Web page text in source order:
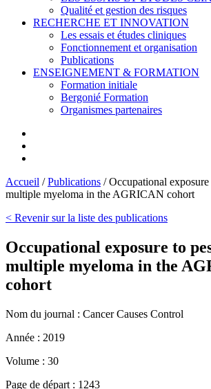
Qualité et gestion des risques
RECHERCHE ET INNOVATION
Les essais et études cliniques
Fonctionnement et organisation
Publications
ENSEIGNEMENT & FORMATION
Formation initiale
Bergonié Formation
Organismes partenaires
Accueil /Publications /Occupational
multiple myeloma in the AGRICAN cohort
< Revenir sur la liste des publications
Occupational exposure to
multiple myeloma in the
cohort
Nom du journal : Cancer Causes Control
Année : 2019
Volume : 30
Page de départ : 1243